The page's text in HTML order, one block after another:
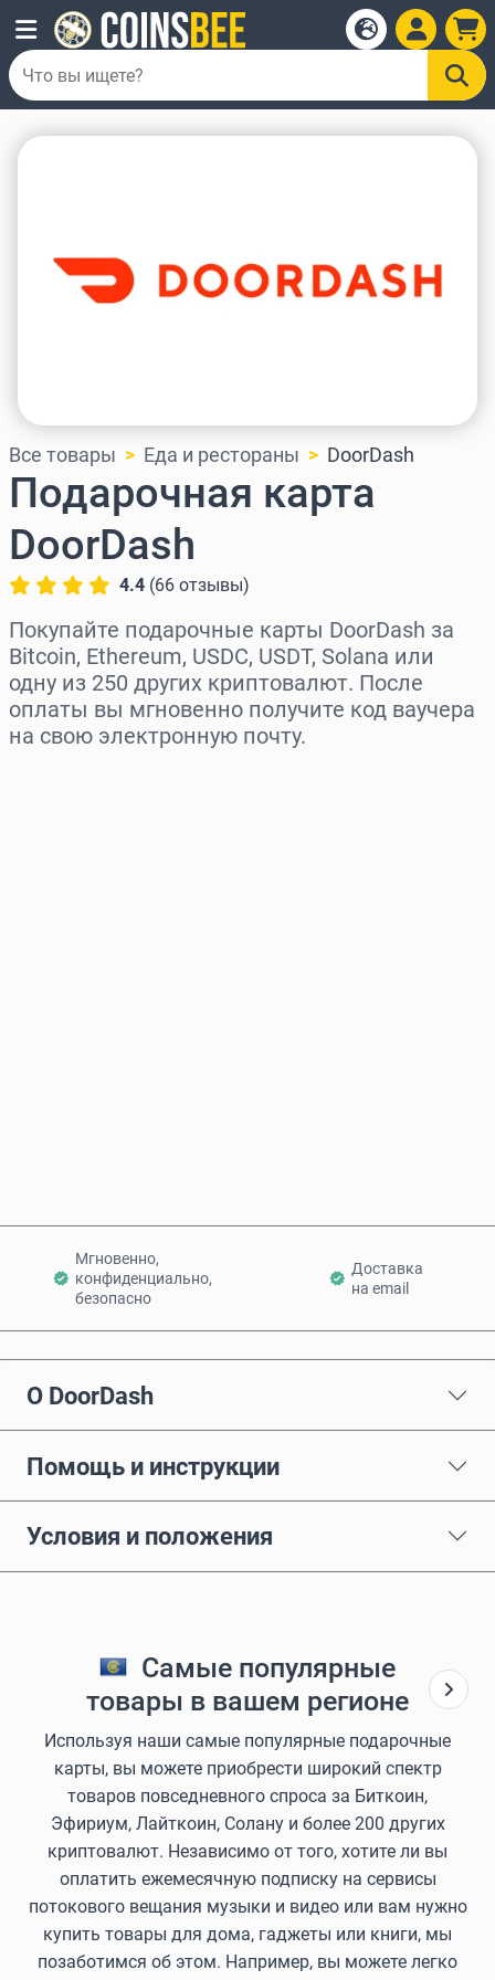
Все товары Еда и рестораны DoorDash
Подарочная карта
DoorDash
4.4 (66 отзывы)
Покупайте подарочные карты DoorDash за
Bitcoin, Ethereum, USDC, USDT, Solana или
одну из 250 других криптовалют. После
оплаты вы мгновенно получите код ваучера
на свою электронную почту.
Мгновенно,
конфиденциально,
безопасно
Доставка
на email
О DoorDash
Помощь и инструкции
Условия и положения
Самые популярные
товары в вашем регионе
Используя наши самые популярные подарочные
карты, вы можете приобрести широкий спектр
товаров повседневного спроса за Биткоин,
Эфириум, Лайткоин, Солану и более 200 других
криптовалют. Независимо от того, хотите ли вы
оплатить ежемесячную подписку на сервисы
потокового вещания музыки и видео или вам нужно
купить товары для дома, гаджеты или книги, мы
позаботимся об этом. Например, вы можете легко